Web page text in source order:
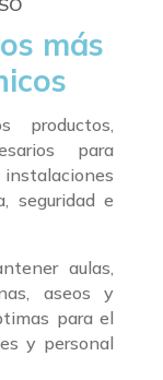
más
productos,
para
seguridad e
aulas,
aseos y
para el
y personal